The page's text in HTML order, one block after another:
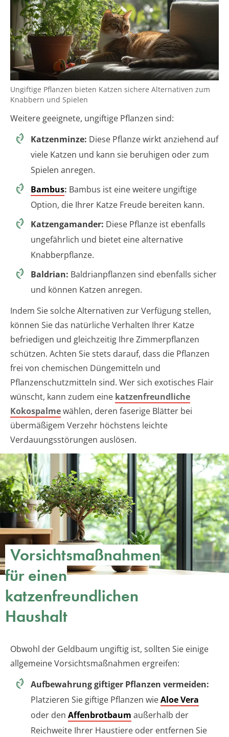
Ungiftige Pflanzen bieten Katzen sichere Alternativen zum
Knabbern und Spielen
Weitere geeignete, ungiftige Pflanzen sind:
Katzenminze: Diese Pflanze wirkt anziehend auf
viele Katzen und kann sie beruhigen oder zum
Spielen anregen.
Bambus: Bambus ist eine weitere ungiftige
Option, die Ihrer Katze Freude bereiten kann.
Katzengamander: Diese Pflanze ist ebenfalls
ungefährlich und bietet eine alternative
Knabberpflanze.
Baldrian: Baldrianpflanzen sind ebenfalls sicher
und können Katzen anregen.
Indem Sie solche Alternativen zur Verfügung stellen,
können Sie das natürliche Verhalten Ihrer Katze
befriedigen und gleichzeitig Ihre Zimmerpflanzen
schützen. Achten Sie stets darauf, dass die Pflanzen
frei von chemischen Düngemitteln und
Pflanzenschutzmitteln sind. Wer sich exotisches Flair
wünscht, kann zudem eine katzenfreundliche
Kokospalmewählen, deren faserige Blätter bei
übermäßigem Verzehr höchstens leichte
Verdauungsstörungen auslösen.
Vorsichtsmaßnahmen
für einen
katzenfreundlichen
Haushalt
Obwohl der Geldbaum ungiftig ist, sollten Sie einige
allgemeine Vorsichtsmaßnahmen ergreifen:
Aufbewahrung giftiger Pflanzen vermeiden:
Platzieren Sie giftige Pflanzen wieAloe Vera
oder den Affenbrotbaum außerhalb der
Reichweite Ihrer Haustiere oder entfernen Sie